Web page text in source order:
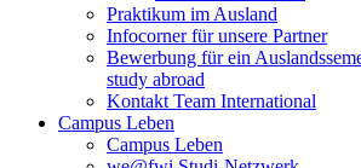
Praktikum im Ausland
Infocorner für unsere Partner
Bewerbung für ein
study abroad
Kontakt Team International
Campus Leben
Campus Leben